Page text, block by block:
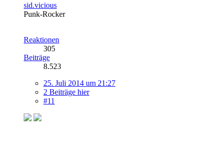
sid.vicious
Punk-Rocker
Reaktionen
305
Beiträge
8.523
25. Juli 2014 um 21:27
2 Beiträge hier
#11